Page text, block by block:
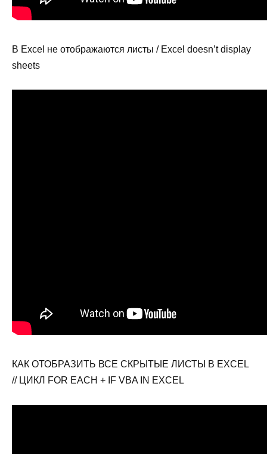
В Excel не отображаются листы / Excel doesn’t display
sheets
КАК ОТОБРАЗИТЬ ВСЕ СКРЫТЫЕ ЛИСТЫ В EXCEL
// ЦИКЛ FOR EACH + IF VBA IN EXCEL